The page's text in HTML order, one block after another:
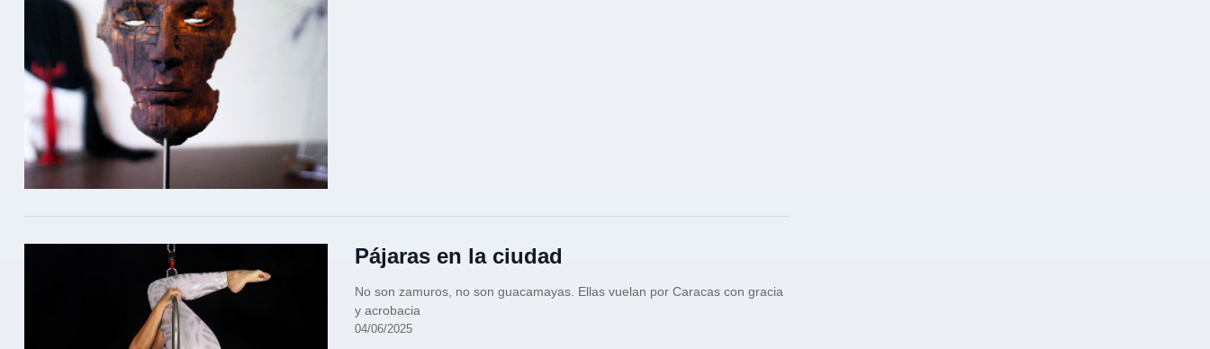
Pájaras en la ciudad
No son zamuros, no son guacamayas. Ellas vuelan por Caracas con gracia
y acrobacia
04/06/2025